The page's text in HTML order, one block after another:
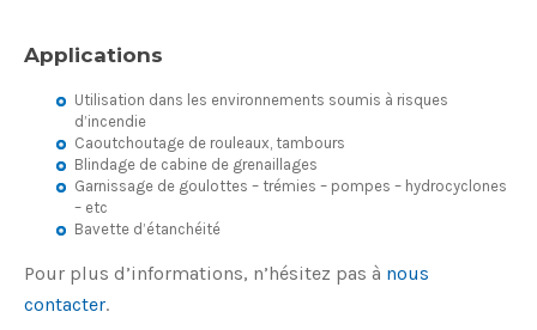
Applications
Utilisation dans les environnements soumis à risques
d’incendie
Caoutchoutage de rouleaux, tambours
Blindage de cabine de grenaillages
Garnissage de goulottes – trémies – pompes – hydrocyclones
– etc
Bavette d’étanchéité
Pour plus d’informations, n’hésitez pas à nous
contacter.